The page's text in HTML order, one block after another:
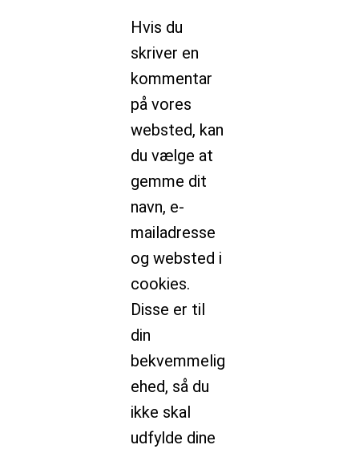
Hvis du
skriver en
kommentar
på vores
websted, kan
du vælge at
gemme dit
navn, e-
mailadresse
og websted i
cookies.
Disse er til
din
bekvemmelig
ehed, så du
ikke skal
udfylde dine